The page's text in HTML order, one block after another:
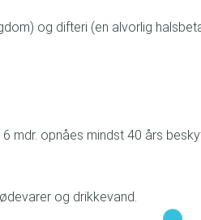
og difteri (en alvorlig
mdr. opnåes mindst 40 års
og drikkevand.